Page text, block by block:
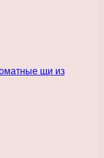
щи из